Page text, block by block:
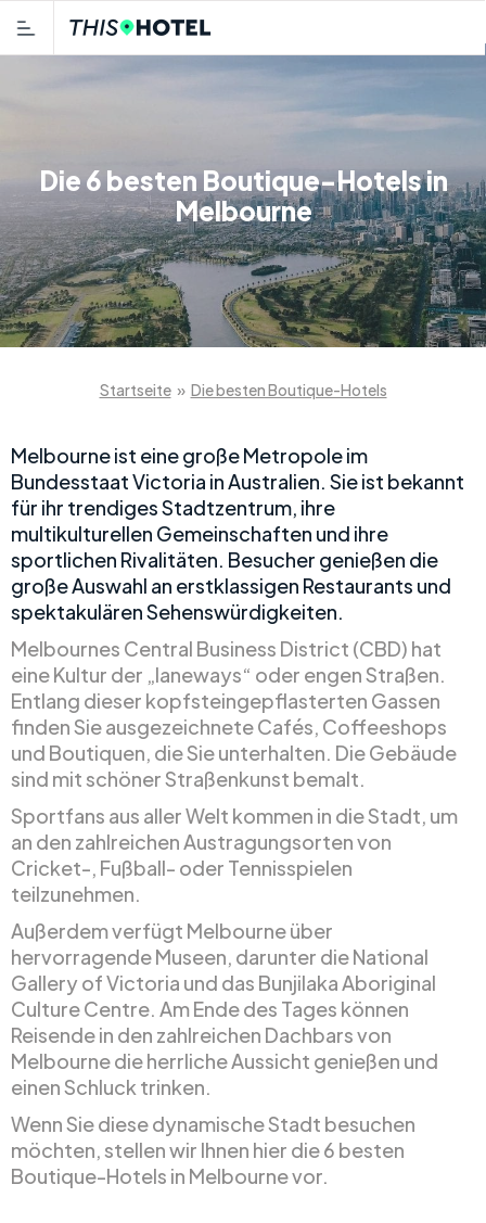
Die 6 besten Boutique-Hotels in
Melbourne
Startseite » Die besten Boutique-Hotels
Melbourne ist eine große Metropole im
Bundesstaat Victoria in Australien. Sie ist bekannt
für ihr trendiges Stadtzentrum, ihre
multikulturellen Gemeinschaften und ihre
sportlichen Rivalitäten. Besucher genießen die
große Auswahl an erstklassigen Restaurants und
spektakulären Sehenswürdigkeiten.
Melbournes Central Business District (CBD) hat
eine Kultur der „laneways“ oder engen Straßen.
Entlang dieser kopfsteingepflasterten Gassen
finden Sie ausgezeichnete Cafés, Coffeeshops
und Boutiquen, die Sie unterhalten. Die Gebäude
sind mit schöner Straßenkunst bemalt.
Sportfans aus aller Welt kommen in die Stadt, um
an den zahlreichen Austragungsorten von
Cricket-, Fußball- oder Tennisspielen
teilzunehmen.
Außerdem verfügt Melbourne über
hervorragende Museen, darunter die National
Gallery of Victoria und das Bunjilaka Aboriginal
Culture Centre. Am Ende des Tages können
Reisende in den zahlreichen Dachbars von
Melbourne die herrliche Aussicht genießen und
einen Schluck trinken.
Wenn Sie diese dynamische Stadt besuchen
möchten, stellen wir Ihnen hier die 6 besten
Boutique-Hotels in Melbourne vor.